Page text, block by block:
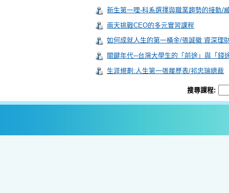
新生第一哩-科系選擇與職業趨勢的接軌/
兩天挑戰CEO的多元實習課程
如何成就人生的第一桶金/張誠徽 資深理
關鍵年代─台灣大學生的「前途」與「錢
生涯規劃:人生第一張履歷表/祁忠瑞總裁
搜尋課程: